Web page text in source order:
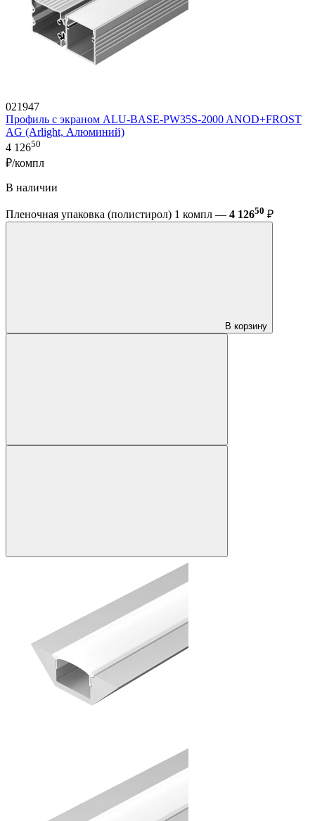
021947
Профиль с экраном ALU-BASE-PW35S-2000 ANOD+FROST
AG (Arlight, Алюминий)
4 12650
₽/компл
В наличии
Пленочная упаковка (полистирол) 1 компл — 4 12650 ₽
В корзину